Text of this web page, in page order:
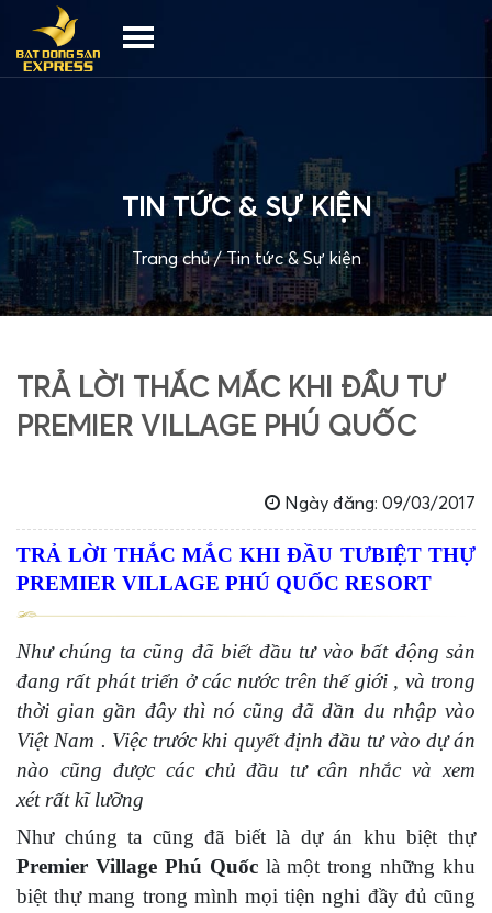
TIN TỨC & SỰ KIỆN
Trang chủ/Tin tức & Sự kiện
TRẢ LỜI THẮC MẮC KHI ĐẦU TƯ
PREMIER VILLAGE PHÚ QUỐC
Ngày đăng: 09/03/2017
TRẢ LỜI THẮC MẮC KHI ĐẦU TƯBIỆT THỰ
PREMIER VILLAGE PHÚ QUỐC RESORT
Như chúng ta cũng đã biết đầu tư vào bất động sản
đang rất phát triển ở các nước trên thế giới , và trong
thời gian gần đây thì nó cũng đã dần du nhập vào
Việt Nam . Việc trước khi quyết định đầu tư vào dự án
nào cũng được các chủ đầu tư cân nhắc và xem
xét rất kĩ lưỡng
Như chúng ta cũng đã biết là dự án khu biệt thự
Premier Village Phú Quốclà một trong những khu
biệt thự mang trong mình mọi tiện nghi đầy đủ cũng